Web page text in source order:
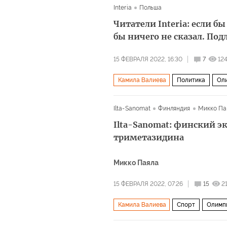
Interia Польша
Читатели Interia: если
бы ничего не сказал.
15 ФЕВРАЛЯ 2022, 16:30 7
Камила Валиева Политика
Ilta-Sanomat Финляндия Микко
Ilta-Sanomat: финский
триметазидина
Микко Паяла
15 ФЕВРАЛЯ 2022, 07:26 15
Камила Валиева Спорт